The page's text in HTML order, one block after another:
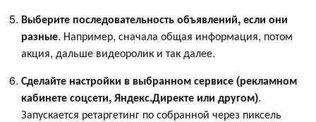
Выберите последовательность объявлений, если они
разные. Например, сначала общая информация, потом
акция, дальше видеоролик и так далее.
Сделайте настройки в выбранном сервисе (рекламном
кабинете соцсети, Яндекс.Директе или другом).
Запускается ретаргетинг по собранной через пиксель